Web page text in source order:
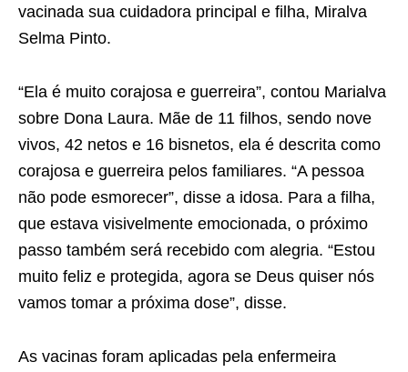
vacinada sua cuidadora principal e filha, Miralva
Selma Pinto.
“Ela é muito corajosa e guerreira”, contou Marialva
sobre Dona Laura. Mãe de 11 filhos, sendo nove
vivos, 42 netos e 16 bisnetos, ela é descrita como
corajosa e guerreira pelos familiares. “A pessoa
não pode esmorecer”, disse a idosa. Para a filha,
que estava visivelmente emocionada, o próximo
passo também será recebido com alegria. “Estou
muito feliz e protegida, agora se Deus quiser nós
vamos tomar a próxima dose”, disse.
As vacinas foram aplicadas pela enfermeira